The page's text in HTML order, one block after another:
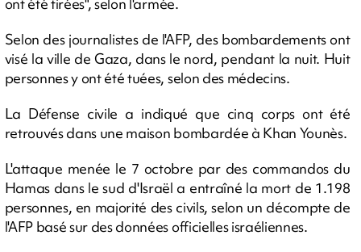
Selon des journalistes de l'AFP, des bombardements ont
visé la ville de Gaza, dans le nord, pendant la nuit. Huit
personnes y ont été tuées, selon des médecins.
La Défense civile a indiqué que cinq corps ont été
retrouvés dans une maison bombardée à Khan Younès.
L'attaque menée le 7 octobre par des commandos du
Hamas dans le sud d'Israël a entraîné la mort de 1.198
personnes, en majorité des civils, selon un décompte de
l'AFP basé sur des données officielles israéliennes.